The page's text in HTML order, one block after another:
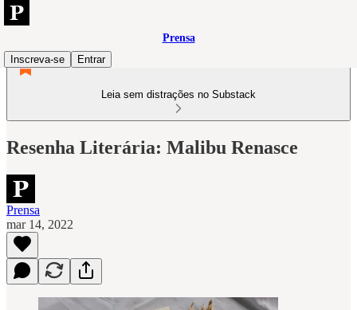
Prensa
Inscreva-se
Entrar
Leia sem distrações no Substack
Resenha Literária: Malibu Renasce
Prensa
mar 14, 2022